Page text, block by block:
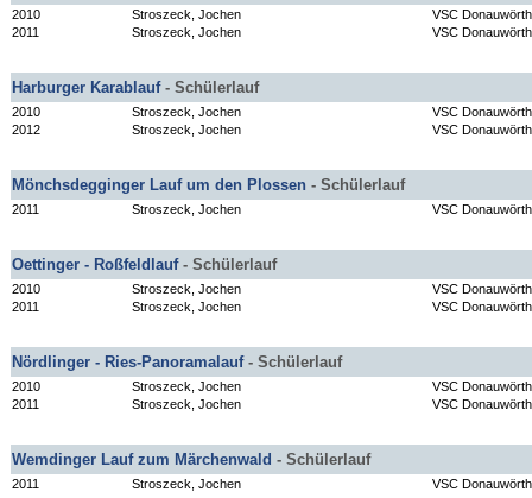
2010 Stroszeck, Jochen
VSC Donauwörth
2011
Stroszeck, Jochen VSC Donauwörth
Harburger Karablauf - Schülerlauf
2010 Stroszeck, Jochen
VSC Donauwörth
2012
Stroszeck, Jochen VSC Donauwörth
Mönchsdegginger Lauf um den Plossen - Schülerlauf
2011 Stroszeck, Jochen VSC Donauwörth
Oettinger - Roßfeldlauf - Schülerlauf
2010 Stroszeck, Jochen
VSC Donauwörth
2011
Stroszeck, Jochen VSC Donauwörth
Nördlinger - Ries-Panoramalauf - Schülerlauf
2010 Stroszeck, Jochen
VSC Donauwörth
2011
Stroszeck, Jochen VSC Donauwörth
Wemdinger Lauf zum Märchenwald - Schülerlauf
2011 Stroszeck, Jochen VSC Donauwörth